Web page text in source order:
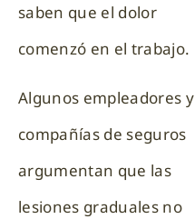
saben que el dolor
comenzó en el trabajo.
Algunos empleadores y
compañías de seguros
argumentan que las
lesiones graduales no